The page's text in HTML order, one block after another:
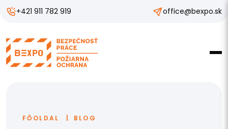
+421 911 782 919 office@bexpo.sk
FŐOLDAL BLOG